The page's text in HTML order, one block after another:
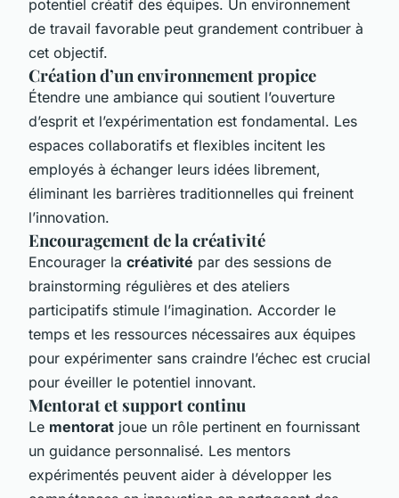
potentiel créatif des équipes. Un environnement
de travail favorable peut grandement contribuer à
cet objectif.
Création d’un environnement propice
Étendre une ambiance qui soutient l’ouverture
d’esprit et l’expérimentation est fondamental. Les
espaces collaboratifs et flexibles incitent les
employés à échanger leurs idées librement,
éliminant les barrières traditionnelles qui freinent
l’innovation.
Encouragement de la créativité
Encourager la créativité par des sessions de
brainstorming régulières et des ateliers
participatifs stimule l’imagination. Accorder le
temps et les ressources nécessaires aux équipes
pour expérimenter sans craindre l’échec est crucial
pour éveiller le potentiel innovant.
Mentorat et support continu
Le mentorat joue un rôle pertinent en fournissant
un guidance personnalisé. Les mentors
expérimentés peuvent aider à développer les